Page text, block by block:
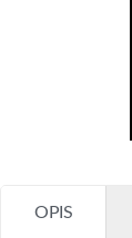
OPIS